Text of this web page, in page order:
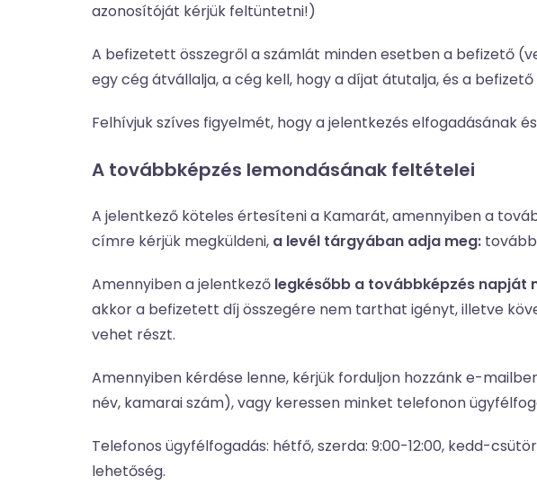
azonosítóját kérjük feltüntetni!)
A befizetett összegről a számlát minden esetben a befizető
egy cég átvállalja, a cég kell, hogy a díjat átutalja, és a
Felhívjuk szíves figyelmét, hogy a jelentkezés elfogadásának
A továbbképzés lemondásának feltételei
A jelentkező köteles értesíteni a Kamarát, amennyiben a
címre kérjük megküldeni, a levél tárgyában adja meg:
Amennyiben a jelentkező legkésőbb a továbbképzés napját
akkor a befizetett díj összegére nem tarthat igényt, illetve
vehet részt.
Amennyiben kérdése lenne, kérjük forduljon hozzánk e-
név, kamarai szám), vagy keressen minket telefonon
Telefonos ügyfélfogadás: hétfő, szerda: 9:00-12:00, kedd-
lehetőség.